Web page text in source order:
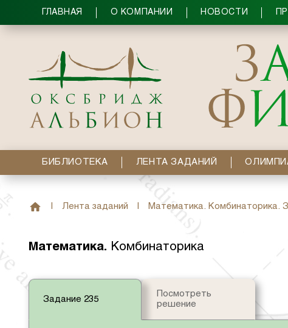
ГЛАВНАЯ О КОМПАНИИ НОВОСТИ
БИБЛИОТЕКА ЛЕНТА ЗАДАНИЙ
Лента заданий Математика. Комбинаторика.
Математика. Комбинаторика
Задание 235
Посмотреть
решение